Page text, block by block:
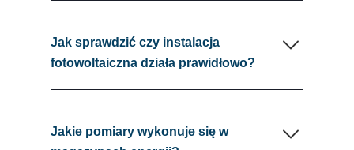
Jakie pomiary wykonuje się w
Jak sprawdzić czy instalacja
fotowoltaiczna działa prawidłowo?